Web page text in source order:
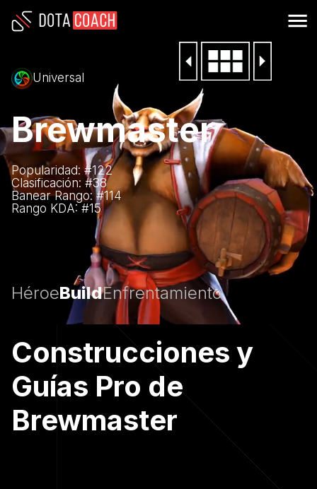
Universal
Brewmaster
Popularidad: #122
Clasificación: #38
Banear Rango: #114
Rango KDA: #15
HéroeBuildEnfrentamiento
Construcciones y
Guías Pro de
Brewmaster